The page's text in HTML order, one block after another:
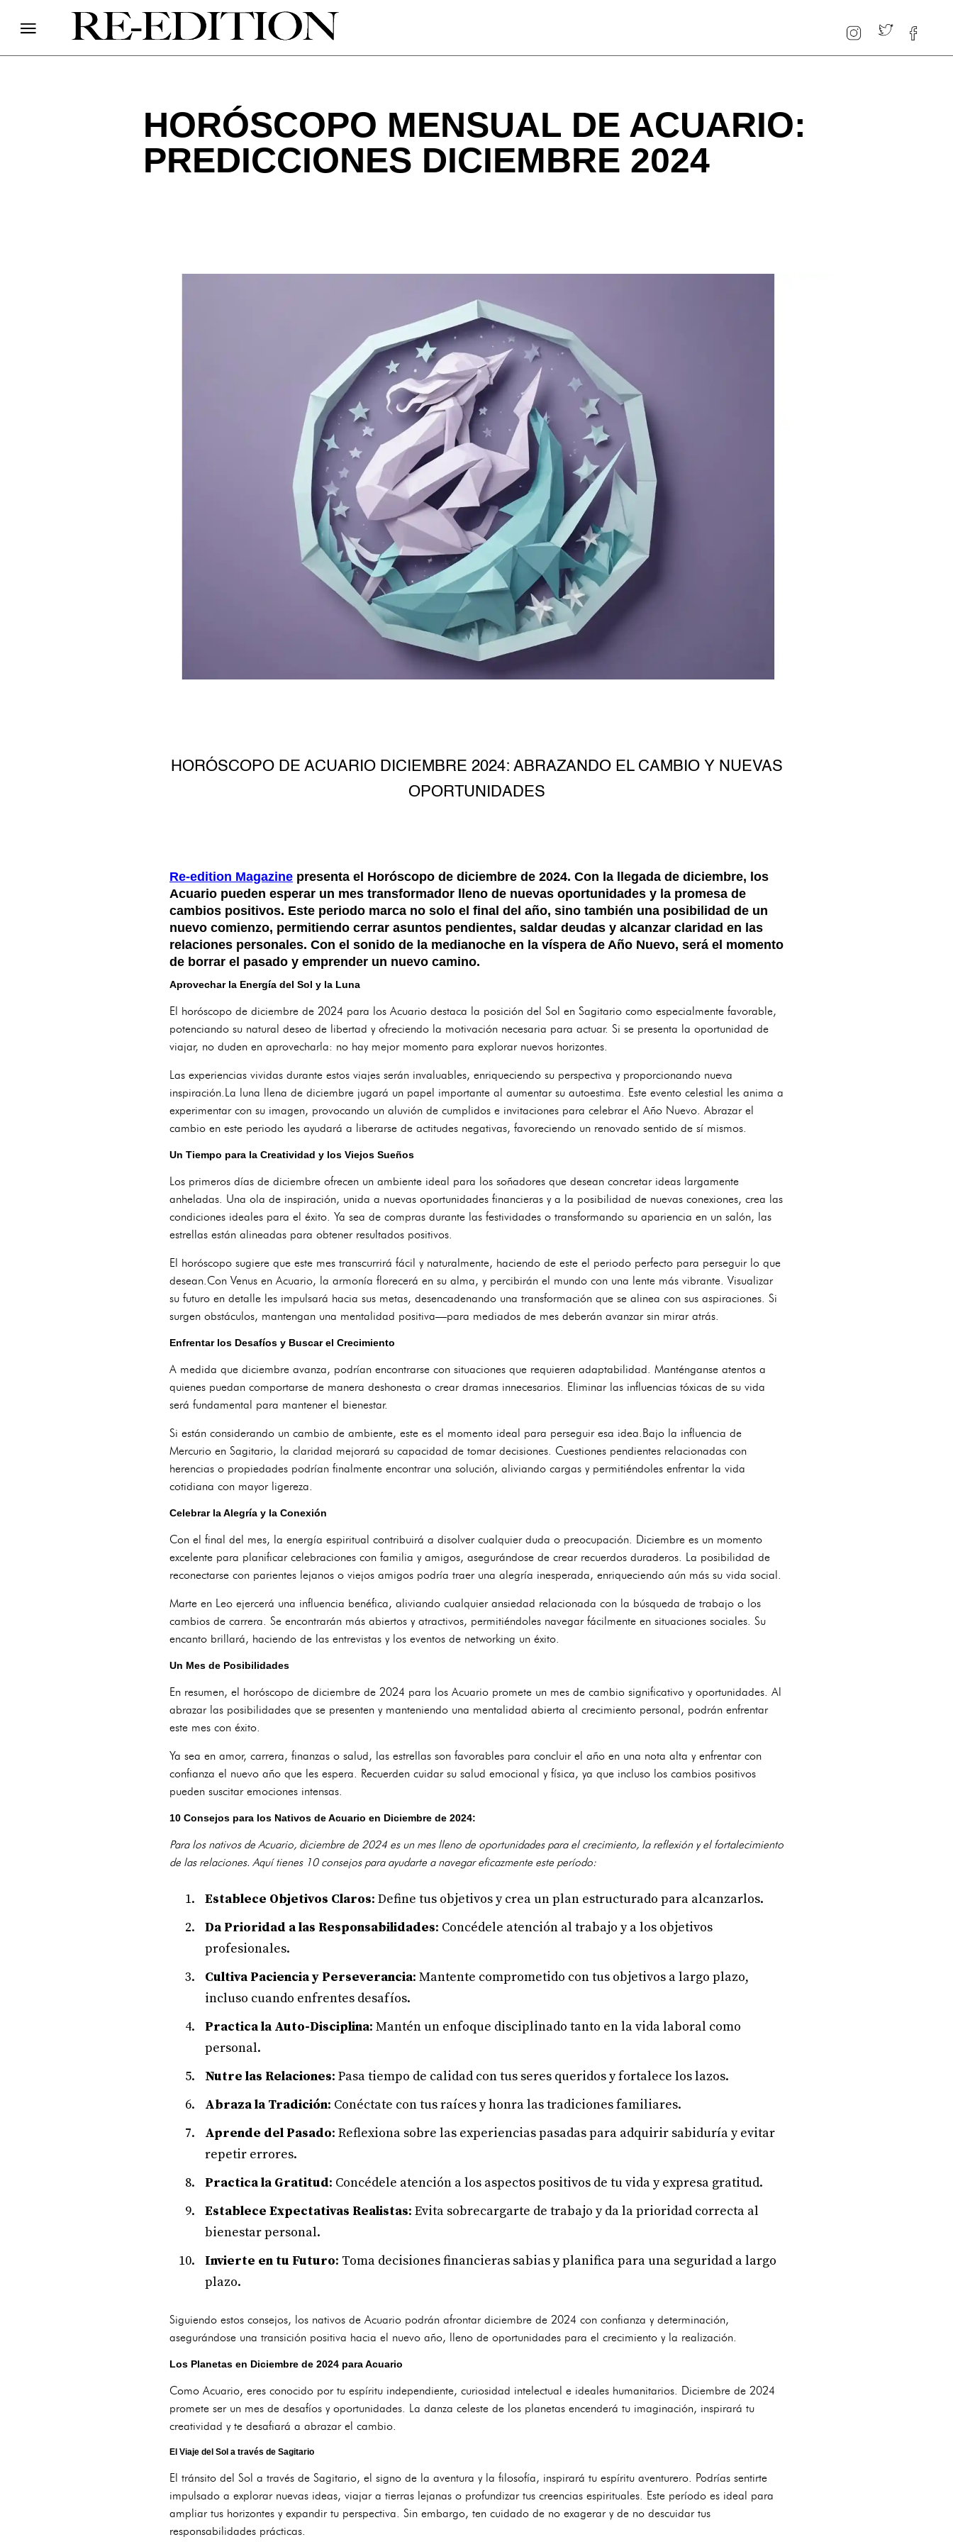
HORÓSCOPO MENSUAL DE ACUARIO:
PREDICCIONES DICIEMBRE 2024
HORÓSCOPO DE ACUARIO DICIEMBRE 2024: ABRAZANDO EL CAMBIO Y NUEVAS
OPORTUNIDADES
Re-edition Magazine presenta el Horóscopo de diciembre de 2024. Con la llegada de diciembre, los
Acuario pueden esperar un mes transformador lleno de nuevas oportunidades y la promesa de
cambios positivos. Este periodo marca no solo el final del año, sino también una posibilidad de un
nuevo comienzo, permitiendo cerrar asuntos pendientes, saldar deudas y alcanzar claridad en las
relaciones personales. Con el sonido de la medianoche en la víspera de Año Nuevo, será el momento
de borrar el pasado y emprender un nuevo camino.
Aprovechar la Energía del Sol y la Luna
El horóscopo de diciembre de 2024 para los Acuario destaca la posición del Sol en Sagitario como especialmente favorable,
potenciando su natural deseo de libertad y ofreciendo la motivación necesaria para actuar. Si se presenta la oportunidad de
viajar, no duden en aprovecharla: no hay mejor momento para explorar nuevos horizontes.
Las experiencias vividas durante estos viajes serán invaluables, enriqueciendo su perspectiva y proporcionando nueva
inspiración.La luna llena de diciembre jugará un papel importante al aumentar su autoestima. Este evento celestial les anima a
experimentar con su imagen, provocando un aluvión de cumplidos e invitaciones para celebrar el Año Nuevo. Abrazar el
cambio en este periodo les ayudará a liberarse de actitudes negativas, favoreciendo un renovado sentido de sí mismos.
Un Tiempo para la Creatividad y los Viejos Sueños
Los primeros días de diciembre ofrecen un ambiente ideal para los soñadores que desean concretar ideas largamente
anheladas. Una ola de inspiración, unida a nuevas oportunidades financieras y a la posibilidad de nuevas conexiones, crea las
condiciones ideales para el éxito. Ya sea de compras durante las festividades o transformando su apariencia en un salón, las
estrellas están alineadas para obtener resultados positivos.
El horóscopo sugiere que este mes transcurrirá fácil y naturalmente, haciendo de este el periodo perfecto para perseguir lo que
desean.Con Venus en Acuario, la armonía florecerá en su alma, y percibirán el mundo con una lente más vibrante. Visualizar
su futuro en detalle les impulsará hacia sus metas, desencadenando una transformación que se alinea con sus aspiraciones. Si
surgen obstáculos, mantengan una mentalidad positiva—para mediados de mes deberán avanzar sin mirar atrás.
Enfrentar los Desafíos y Buscar el Crecimiento
A medida que diciembre avanza, podrían encontrarse con situaciones que requieren adaptabilidad. Manténganse atentos a
quienes puedan comportarse de manera deshonesta o crear dramas innecesarios. Eliminar las influencias tóxicas de su vida
será fundamental para mantener el bienestar.
Si están considerando un cambio de ambiente, este es el momento ideal para perseguir esa idea.Bajo la influencia de
Mercurio en Sagitario, la claridad mejorará su capacidad de tomar decisiones. Cuestiones pendientes relacionadas con
herencias o propiedades podrían finalmente encontrar una solución, aliviando cargas y permitiéndoles enfrentar la vida
cotidiana con mayor ligereza.
Celebrar la Alegría y la Conexión
Con el final del mes, la energía espiritual contribuirá a disolver cualquier duda o preocupación. Diciembre es un momento
excelente para planificar celebraciones con familia y amigos, asegurándose de crear recuerdos duraderos. La posibilidad de
reconectarse con parientes lejanos o viejos amigos podría traer una alegría inesperada, enriqueciendo aún más su vida social.
Marte en Leo ejercerá una influencia benéfica, aliviando cualquier ansiedad relacionada con la búsqueda de trabajo o los
cambios de carrera. Se encontrarán más abiertos y atractivos, permitiéndoles navegar fácilmente en situaciones sociales. Su
encanto brillará, haciendo de las entrevistas y los eventos de networking un éxito.
Un Mes de Posibilidades
En resumen, el horóscopo de diciembre de 2024 para los Acuario promete un mes de cambio significativo y oportunidades. Al
abrazar las posibilidades que se presenten y manteniendo una mentalidad abierta al crecimiento personal, podrán enfrentar
este mes con éxito.
Ya sea en amor, carrera, finanzas o salud, las estrellas son favorables para concluir el año en una nota alta y enfrentar con
confianza el nuevo año que les espera. Recuerden cuidar su salud emocional y física, ya que incluso los cambios positivos
pueden suscitar emociones intensas.
10 Consejos para los Nativos de Acuario en Diciembre de 2024:
Para los nativos de Acuario, diciembre de 2024 es un mes lleno de oportunidades para el crecimiento, la reflexión y el fortalecimiento
de las relaciones. Aquí tienes 10 consejos para ayudarte a navegar eficazmente este período:
Establece Objetivos Claros: Define tus objetivos y crea un plan estructurado para alcanzarlos.
Da Prioridad a las Responsabilidades: Concédele atención al trabajo y a los objetivos
profesionales.
Cultiva Paciencia y Perseverancia: Mantente comprometido con tus objetivos a largo plazo,
incluso cuando enfrentes desafíos.
Practica la Auto-Disciplina: Mantén un enfoque disciplinado tanto en la vida laboral como
personal.
Nutre las Relaciones: Pasa tiempo de calidad con tus seres queridos y fortalece los lazos.
Abraza la Tradición: Conéctate con tus raíces y honra las tradiciones familiares.
Aprende del Pasado: Reflexiona sobre las experiencias pasadas para adquirir sabiduría y evitar
repetir errores.
Practica la Gratitud: Concédele atención a los aspectos positivos de tu vida y expresa gratitud.
Establece Expectativas Realistas: Evita sobrecargarte de trabajo y da la prioridad correcta al
bienestar personal.
Invierte en tu Futuro: Toma decisiones financieras sabias y planifica para una seguridad a largo
plazo.
Siguiendo estos consejos, los nativos de Acuario podrán afrontar diciembre de 2024 con confianza y determinación,
asegurándose una transición positiva hacia el nuevo año, lleno de oportunidades para el crecimiento y la realización.
Los Planetas en Diciembre de 2024 para Acuario
Como Acuario, eres conocido por tu espíritu independiente, curiosidad intelectual e ideales humanitarios. Diciembre de 2024
promete ser un mes de desafíos y oportunidades. La danza celeste de los planetas encenderá tu imaginación, inspirará tu
creatividad y te desafiará a abrazar el cambio.
El Viaje del Sol a través de Sagitario
El tránsito del Sol a través de Sagitario, el signo de la aventura y la filosofía, inspirará tu espíritu aventurero. Podrías sentirte
impulsado a explorar nuevas ideas, viajar a tierras lejanas o profundizar tus creencias espirituales. Este período es ideal para
ampliar tus horizontes y expandir tu perspectiva. Sin embargo, ten cuidado de no exagerar y de no descuidar tus
responsabilidades prácticas.